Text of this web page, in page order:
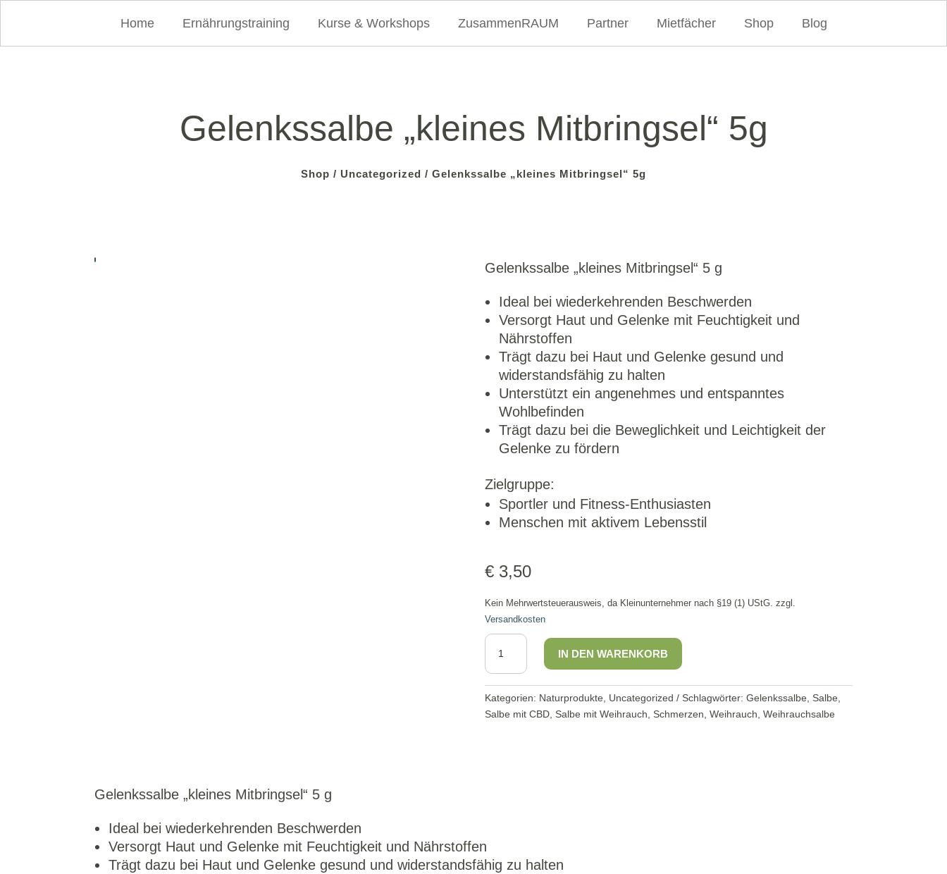
Home Ernährungstraining Kurse & Workshops ZusammenRAUM Partner Mietfächer Shop Blog
Gelenkssalbe „kleines Mitbringsel“ 5g
Shop / Uncategorized / Gelenkssalbe „kleines Mitbringsel“ 5g
Gelenkssalbe „kleines Mitbringsel“ 5 g
Ideal bei wiederkehrenden Beschwerden
Versorgt Haut und Gelenke mit Feuchtigkeit und
Nährstoffen
Trägt dazu bei Haut und Gelenke gesund und
widerstandsfähig zu halten
Unterstützt ein angenehmes und entspanntes
Wohlbefinden
Trägt dazu bei die Beweglichkeit und Leichtigkeit der
Gelenke zu fördern
Zielgruppe:
Sportler und Fitness-Enthusiasten
Menschen mit aktivem Lebensstil
€ 3,50
Kein Mehrwertsteuerausweis, da Kleinunternehmer nach §19 (1) UStG. zzgl.
Versandkosten
Gelenkssalbe
"kleines
Mitbringsel"
5g
Menge
IN DEN WARENKORB
Kategorien: Naturprodukte, Uncategorized Schlagwörter:Gelenkssalbe, Salbe,
Salbe mit CBD, Salbe mit Weihrauch, Schmerzen,Weihrauch,Weihrauchsalbe
Gelenkssalbe „kleines Mitbringsel“ 5 g
Ideal bei wiederkehrenden Beschwerden
Versorgt Haut und Gelenke mit Feuchtigkeit und Nährstoffen
Trägt dazu bei Haut und Gelenke gesund und widerstandsfähig zu halten